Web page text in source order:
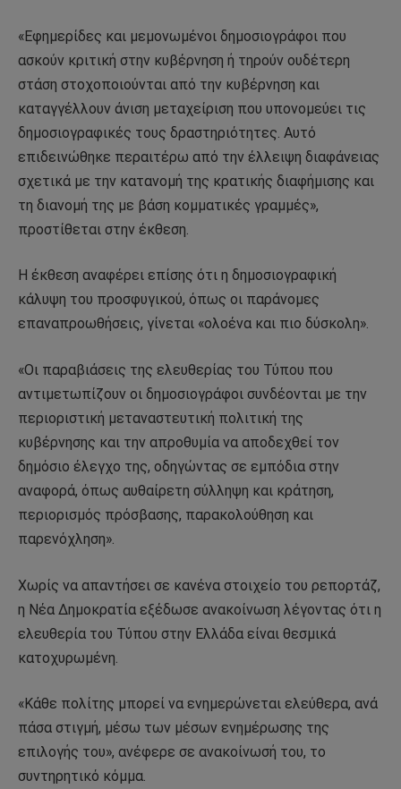
«Εφημερίδες και μεμονωμένοι δημοσιογράφοι που
ασκούν κριτική στην κυβέρνηση ή τηρούν ουδέτερη
στάση στοχοποιούνται από την κυβέρνηση και
καταγγέλλουν άνιση μεταχείριση που υπονομεύει τις
δημοσιογραφικές τους δραστηριότητες. Αυτό
επιδεινώθηκε περαιτέρω από την έλλειψη διαφάνειας
σχετικά με την κατανομή της κρατικής διαφήμισης και
τη διανομή της με βάση κομματικές γραμμές»,
προστίθεται στην έκθεση.
Η έκθεση αναφέρει επίσης ότι η δημοσιογραφική
κάλυψη του προσφυγικού, όπως οι παράνομες
επαναπροωθήσεις, γίνεται «ολοένα και πιο δύσκολη».
«Οι παραβιάσεις της ελευθερίας του Τύπου που
αντιμετωπίζουν οι δημοσιογράφοι συνδέονται με την
περιοριστική μεταναστευτική πολιτική της
κυβέρνησης και την απροθυμία να αποδεχθεί τον
δημόσιο έλεγχο της, οδηγώντας σε εμπόδια στην
αναφορά, όπως αυθαίρετη σύλληψη και κράτηση,
περιορισμός πρόσβασης, παρακολούθηση και
παρενόχληση».
Χωρίς να απαντήσει σε κανένα στοιχείο του ρεπορτάζ,
η Νέα Δημοκρατία εξέδωσε ανακοίνωση λέγοντας ότι η
ελευθερία του Τύπου στην Ελλάδα είναι θεσμικά
κατοχυρωμένη.
«Κάθε πολίτης μπορεί να ενημερώνεται ελεύθερα, ανά
πάσα στιγμή, μέσω των μέσων ενημέρωσης της
επιλογής του», ανέφερε σε ανακοίνωσή του, το
συντηρητικό κόμμα.